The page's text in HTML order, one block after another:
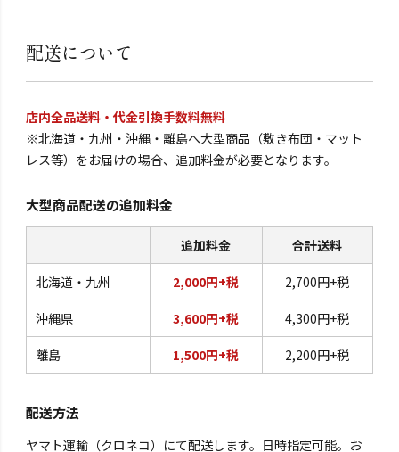
配送について
店内全品送料・代金引換手数料無料
※北海道・九州・沖縄・離島へ大型商品（敷き布団・マット
レス等）をお届けの場合、追加料金が必要となります。
大型商品配送の追加料金
追加料金 合計送料
北海道・九州 2,000円+税 2,700円+税
沖縄県 3,600円+税 4,300円+税
離島 1,500円+税 2,200円+税
配送方法
ヤマト運輸（クロネコ）にて配送します。日時指定可能。お